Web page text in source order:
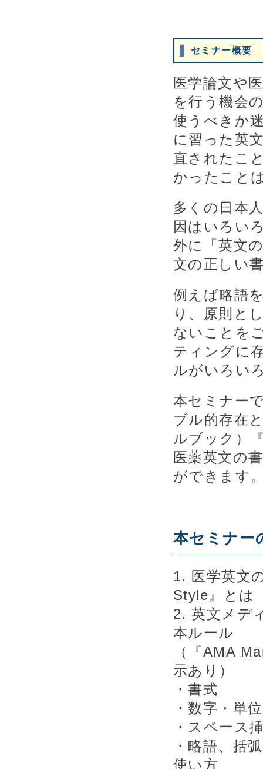
セミナー概要
医学論文や
を行う機会
使うべきか
に習った英
直されたこ
かったこと
多くの日本
因はいろい
外に「英文
文の正しい
例えば略語
り、原則と
ないことを
ティングに
ルがいろい
本セミナー
ブル的存在
ルブック）
医薬英文の
ができます
本セミナー
1. 医学英文
Style』とは
2. 英文メデ
本ルール
（『AMA
示あり）
・書式
・数字・単
・スペース
・略語、括
使い方